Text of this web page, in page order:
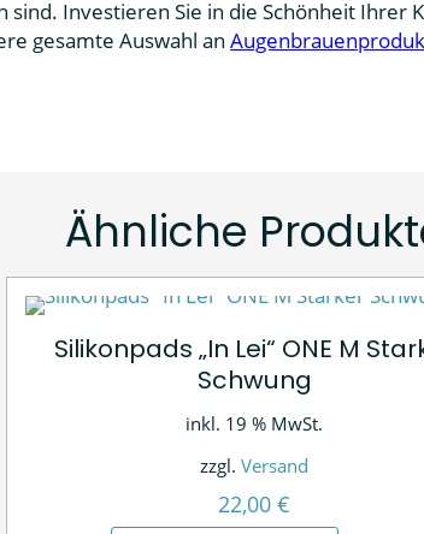
Investieren Sie in die Schönheit Ihrer
gesamte Auswahl an
Ähnliche
Silikonpads „In Lei“ ONE M
Schwung
inkl. 19 % MwSt.
zzgl.Versand
22,00€